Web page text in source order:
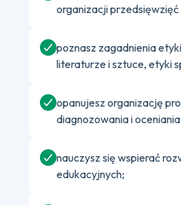
organizacji
poznasz zagadnienia
literaturze i sztuce, etyki
opanujesz organizację
diagnozowania i
nauczysz się wspierać
edukacyjnych;